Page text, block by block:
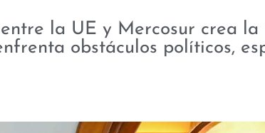
la UE y Mercosur crea
obstáculos políticos,